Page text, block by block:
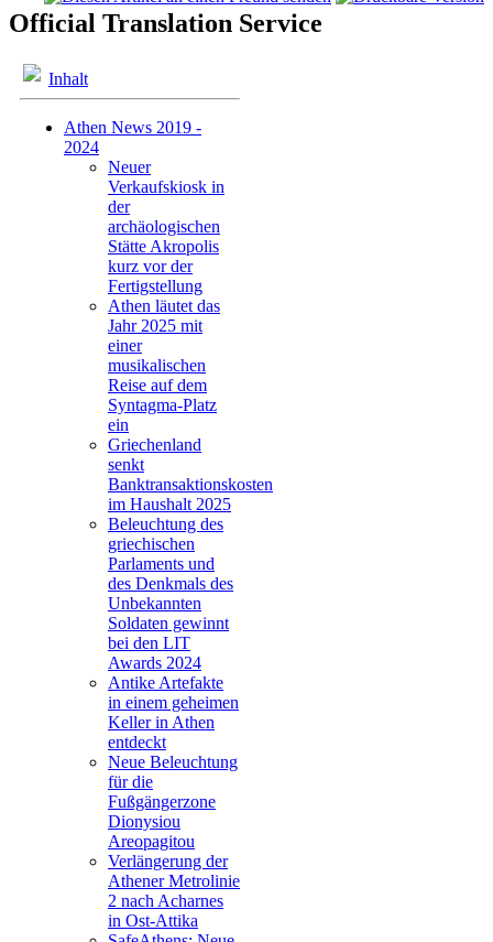
Official Translation Service
Inhalt
Athen News 2019 -
2024
Neuer
Verkaufskiosk in
der
archäologischen
Stätte Akropolis
kurz vor der
Fertigstellung
Athen läutet das
Jahr 2025 mit
einer
musikalischen
Reise auf dem
Syntagma-Platz
ein
Griechenland
senkt
Banktransaktionskosten
im Haushalt 2025
Beleuchtung des
griechischen
Parlaments und
des Denkmals des
Unbekannten
Soldaten gewinnt
bei den LIT
Awards 2024
Antike Artefakte
in einem geheimen
Keller in Athen
entdeckt
Neue Beleuchtung
für die
Fußgängerzone
Dionysiou
Areopagitou
Verlängerung der
Athener Metrolinie
2 nach Acharnes
in Ost-Attika